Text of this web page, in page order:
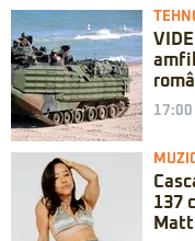
17:00
137
Matt